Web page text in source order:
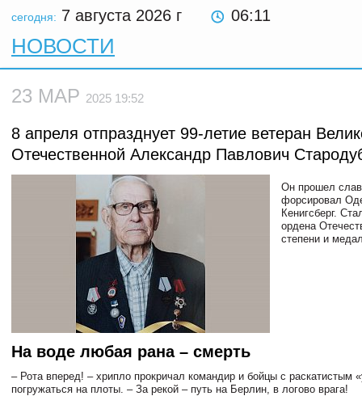
сегодня: 7 августа 2026 г 06:11
НОВОСТИ
23 МАР 2025 19:52
8 апреля отпразднует 99-летие ветеран
Отечественной Александр Павлович
Он прошел
форсировал
Кенигсберг.
ордена
степени и
На воде любая рана – смерть
– Рота вперед! – хрипло прокричал командир и бойцы с раскатистым
погружаться на плоты. – За рекой – путь на Берлин, в логово врага!